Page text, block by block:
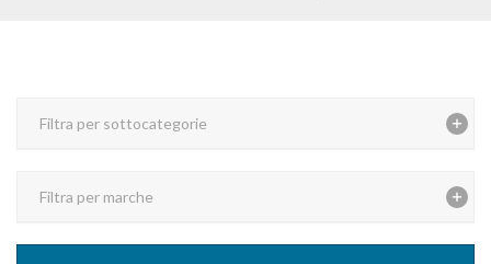
Filtra per sottocategorie
Filtra per marche